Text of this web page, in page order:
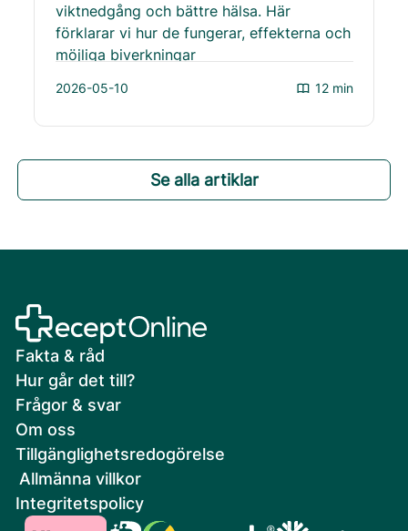
viktnedgång och bättre hälsa. Här
förklarar vi hur de fungerar, effekterna och
möjliga biverkningar
2026-05-10 12 min
Se alla artiklar
Fakta & råd
Hur går det till?
Frågor & svar
Om oss
Tillgänglighetsredogörelse
Allmänna villkor
Integritetspolicy